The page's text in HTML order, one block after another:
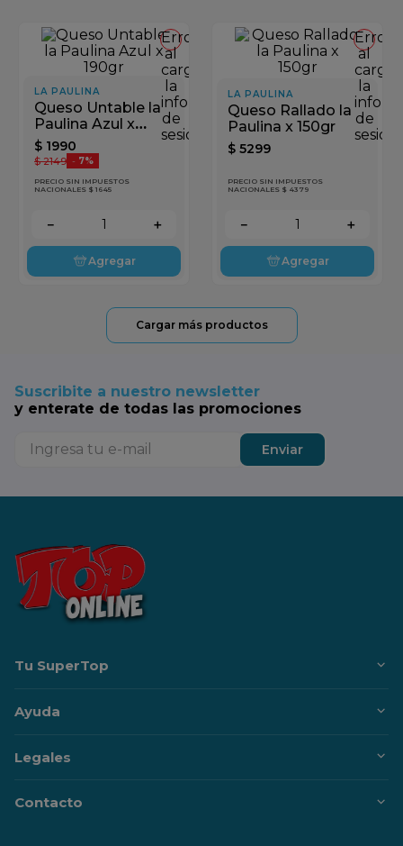
Error
al
cargar
la
información
de
sesión
LA PAULINA
Queso Untable la
Paulina Azul x
190gr
$ 1990
$ 2149 - 7%
PRECIO SIN IMPUESTOS
NACIONALES $ 1645
＋
－
Agregar
Error
al
cargar
la
de
sesión
LA PAULINA
Queso Rallado la
Paulina x 150gr
$ 5299
PRECIO SIN IMPUESTOS
NACIONALES $ 4379
＋
－
Agregar
Suscribite a nuestro newsletter
y enterate de todas las promociones
Enviar
Tu SuperTop
Ayuda
Legales
Contacto